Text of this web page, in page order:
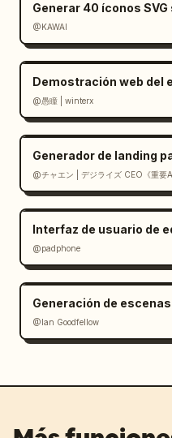
@KAWAI
@愚瞳 | winterx
@チャエン | デジライズ CEO《重要
@padphone
@Ian Goodfellow